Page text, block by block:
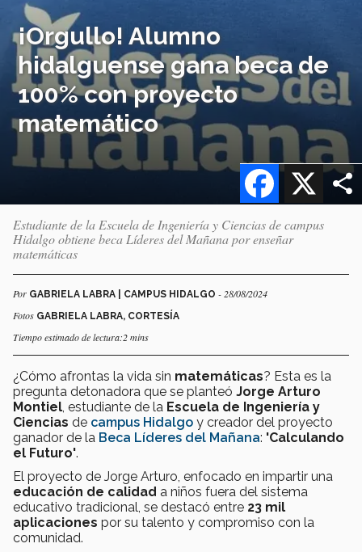
¡Orgullo! Alumno
hidalguense gana beca de
100% con proyecto
matemático
X
Facebook
Estudiante de la Escuela de Ingeniería y Ciencias de campus
Hidalgo obtiene beca Líderes del Mañana por enseñar
matemáticas
Por GABRIELA LABRA | CAMPUS HIDALGO - 28/08/2024
Fotos GABRIELA LABRA, CORTESÍA
Tiempo estimado de lectura:2 mins
¿Cómo afrontas la vida sin matemáticas? Esta es la
pregunta detonadora que se planteó Jorge Arturo
Montiel , estudiante de la Escuela de Ingeniería y
Ciencias de campus Hidalgo y creador del proyecto
ganador de la Beca Líderes del Mañana: 'Calculando
el Futuro'.
El proyecto de Jorge Arturo, enfocado en impartir una
educación de calidad a niños fuera del sistema
educativo tradicional, se destacó entre 23 mil
aplicaciones por su talento y compromiso con la
comunidad.